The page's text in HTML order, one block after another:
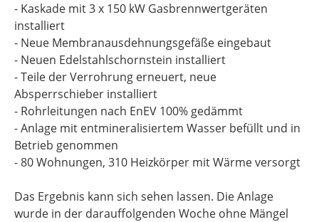
- Kaskade mit 3 x 150 kW Gasbrennwertgeräten
installiert
- Neue Membranausdehnungsgefäße eingebaut
- Neuen Edelstahlschornstein installiert
- Teile der Verrohrung erneuert, neue
Absperrschieber installiert
- Rohrleitungen nach EnEV 100% gedämmt
- Anlage mit entmineralisiertem Wasser befüllt und in
Betrieb genommen
- 80 Wohnungen, 310 Heizkörper mit Wärme versorgt
Das Ergebnis kann sich sehen lassen. Die Anlage
wurde in der darauffolgenden Woche ohne Mängel